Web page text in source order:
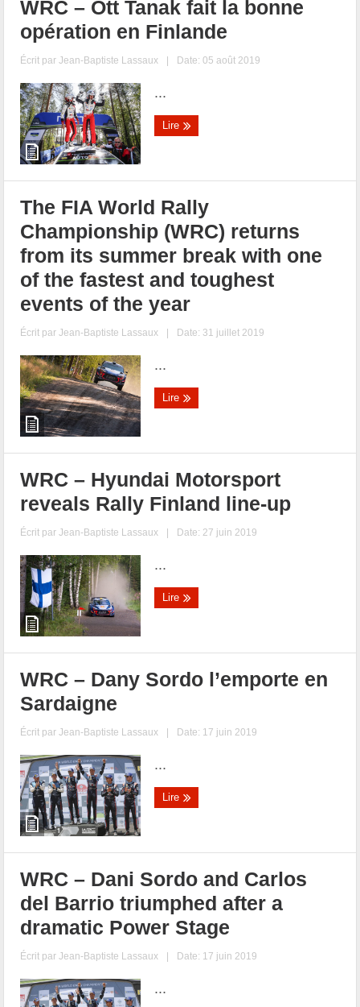
WRC – Ott Tanak fait la bonne
opération en Finlande
Écrit parJean-Baptiste Lassaux | Date: 05 août 2019
...
Lire
The FIA World Rally
Championship (WRC) returns
from its summer break with one
of the fastest and toughest
events of the year
Écrit parJean-Baptiste Lassaux | Date: 31 juillet 2019
...
Lire
WRC – Hyundai Motorsport
reveals Rally Finland line-up
Écrit parJean-Baptiste Lassaux | Date: 27 juin 2019
...
Lire
WRC – Dany Sordo l’emporte en
Sardaigne
Écrit parJean-Baptiste Lassaux | Date: 17 juin 2019
...
Lire
WRC – Dani Sordo and Carlos
del Barrio triumphed after a
dramatic Power Stage
Écrit parJean-Baptiste Lassaux | Date: 17 juin 2019
...